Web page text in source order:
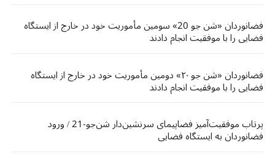
فضانوردان «شن جو 20» سومین مأموریت خود در خارج از ایستگاه
فضایی را با موفقیت انجام دادند
فضانوردان «شن جو ۲۰» دومین مأموریت خود در خارج از ایستگاه
فضایی را با موفقیت انجام دادند
پرتاب موفقیت‌آمیز فضاپیمای سرنشین‌دار شن‌جو-21 / ورود
فضانوردان به ایستگاه فضایی